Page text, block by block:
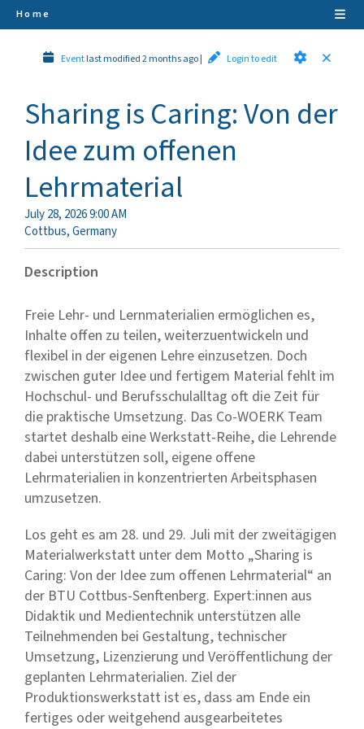
Home
Eventlast modified 2 months ago| Login to edit
Sharing is Caring: Von der
Idee zum offenen
Lehrmaterial
July 28, 2026 9:00 AM
Cottbus,Germany
Description
Freie Lehr- und Lernmaterialien ermöglichen es,
Inhalte offen zu teilen, weiterzuentwickeln und
flexibel in der eigenen Lehre einzusetzen. Doch
zwischen guter Idee und fertigem Material fehlt im
Hochschul- und Berufsschulalltag oft die Zeit für
die praktische Umsetzung. Das Co-WOERK Team
startet deshalb eine Werkstatt-Reihe, die Lehrende
dabei unterstützen soll, eigene offene
Lehrmaterialien in konzentrierten Arbeitsphasen
umzusetzen.
Los geht es am 28. und 29. Juli mit der zweitägigen
Materialwerkstatt unter dem Motto „Sharing is
Caring: Von der Idee zum offenen Lehrmaterial“ an
der BTU Cottbus-Senftenberg. Expert:innen aus
Didaktik und Medientechnik unterstützen alle
Teilnehmenden bei Gestaltung, technischer
Umsetzung, Lizenzierung und Veröffentlichung der
geplanten Lehrmaterialien. Ziel der
Produktionswerkstatt ist es, dass am Ende ein
fertiges oder weitgehend ausgearbeitetes